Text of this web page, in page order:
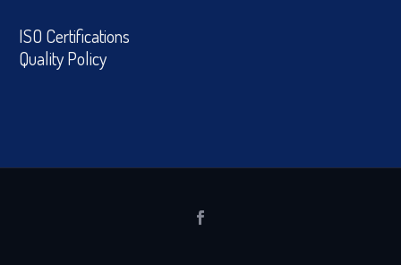
ISO Certifications
Quality Policy